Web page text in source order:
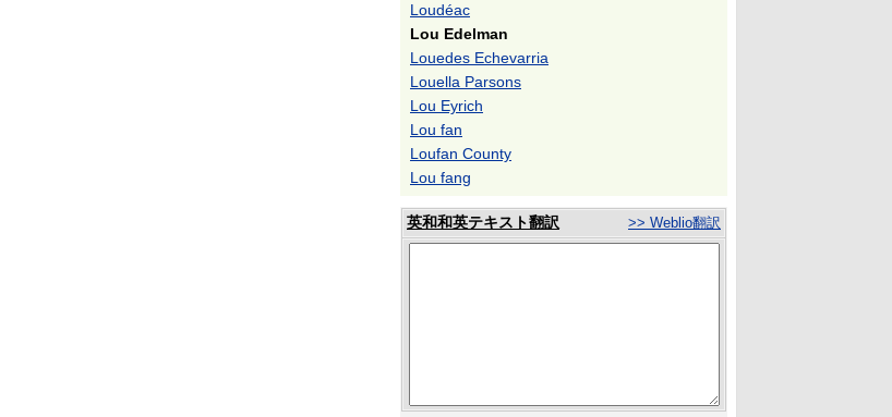
Loudéac
Lou Edelman
Louedes Echevarria
Louella Parsons
Lou Eyrich
Lou fan
Loufan County
Lou fang
英和和英テキスト翻訳 >> Weblio翻訳